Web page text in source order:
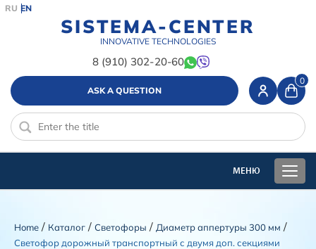
SISTEMA-CENTER
INNOVATIVE TECHNOLOGIES
8 (910) 302-20-60
RU EN
ASK A QUESTION
0
Home / Каталог / Cветофоры / Диаметр аппертуры 300 мм /
Светофор дорожный транспортный с двумя доп. секциями